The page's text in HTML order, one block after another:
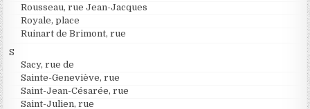
Rousseau, rue Jean-Jacques
Royale, place
Ruinart de Brimont, rue
S
Sacy, rue de
Sainte-Geneviève, rue
Saint-Jean-Césarée, rue
Saint-Julien, rue